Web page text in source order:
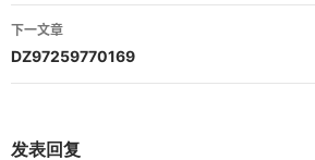
导
航
下一文章
DZ97259770169
发表回复